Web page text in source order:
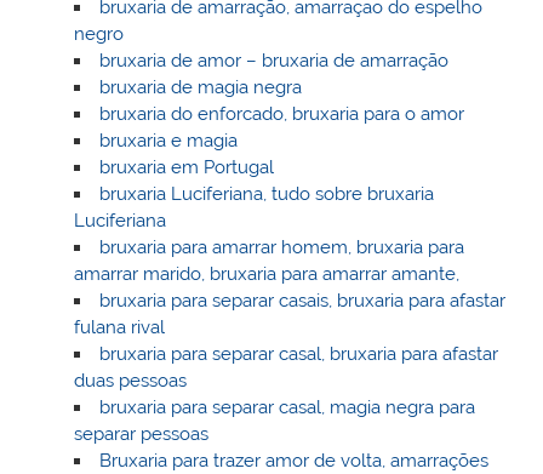
bruxaria de amarração, amarraçao do espelho
negro
bruxaria de amor – bruxaria de amarração
bruxaria de magia negra
bruxaria do enforcado, bruxaria para o amor
bruxaria e magia
bruxaria em Portugal
bruxaria Luciferiana, tudo sobre bruxaria
Luciferiana
bruxaria para amarrar homem, bruxaria para
amarrar marido, bruxaria para amarrar amante,
bruxaria para separar casais, bruxaria para afastar
fulana rival
bruxaria para separar casal, bruxaria para afastar
duas pessoas
bruxaria para separar casal, magia negra para
separar pessoas
Bruxaria para trazer amor de volta, amarrações